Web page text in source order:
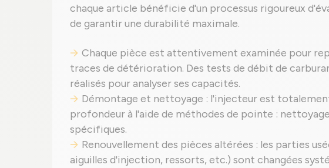
chaque article bénéficie d'un processus rigoureux
de garantir une durabilité maximale.
Chaque pièce est attentivement examinée pour
traces de détérioration. Des tests de débit de
réalisés pour analyser ses capacités.
Démontage et nettoyage : l'injecteur est
profondeur à l'aide de méthodes de pointe :
spécifiques.
Renouvellement des pièces altérées : les parties
aiguilles d'injection, ressorts, etc.) sont changées